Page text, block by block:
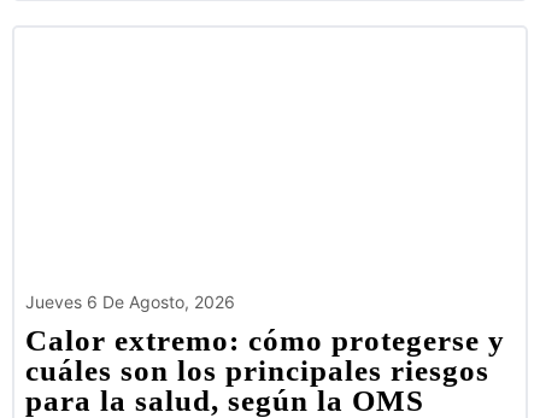
Jueves 6 De Agosto, 2026
Calor extremo: cómo protegerse y
cuáles son los principales riesgos
para la salud, según la OMS